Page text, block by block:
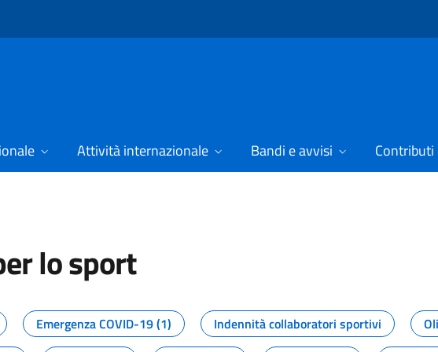
Attività internazionale Bandi e avvisi
lo sport
dal Dipartimento per lo sport
Emergenza COVID-19 (1) Indennità collaboratori sportivi